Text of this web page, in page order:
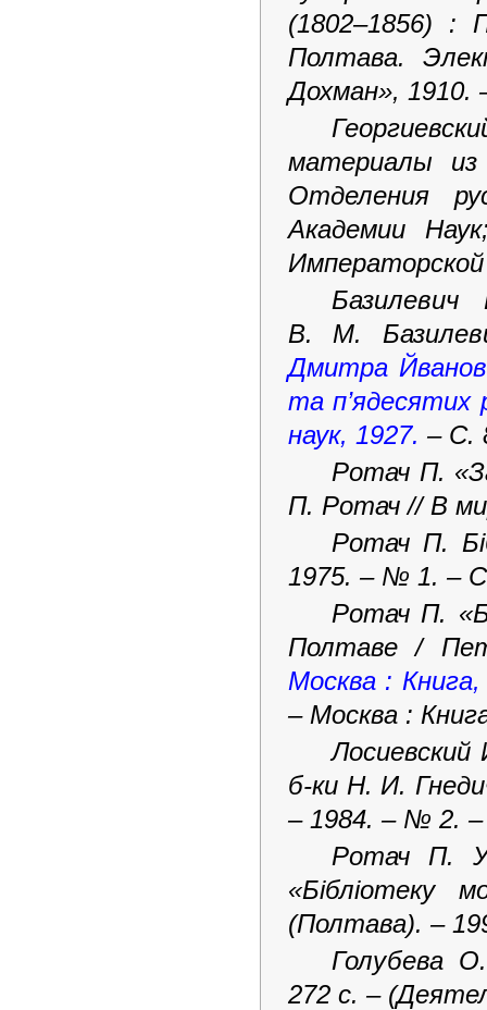
(1802–1856) :
Полтава.
Дохман», 1910.
материалы
Отделения
Академии
В. М.
Дмитра
та п’ядесятих
наук, 1927. – С.
Ротач П.
П. Ротач // В
Ротач П.
1975. – № 1. –
Ротач П.
Полтаве /
Москва :
– Москва :
Лосиевский
б-ки Н. И.
– 1984. – № 2.
Ротач П. У
(Полтава). –
Голубева
272 с. –